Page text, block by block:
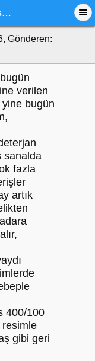
nisan yağmurları alışveriş kervanı 2026,
Gönderen:
verilen
bugün
sanalda
fazla
artık
400/100
resimle
gibi geri